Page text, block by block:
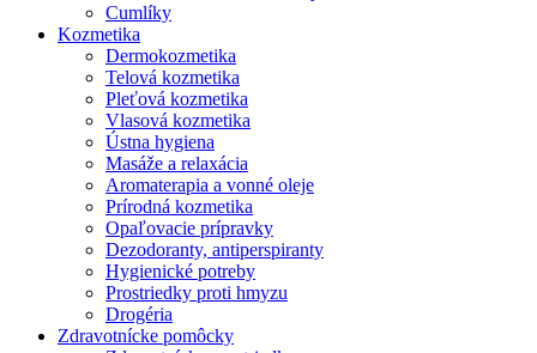
Cumlíky
Kozmetika
Dermokozmetika
Telová kozmetika
Pleťová kozmetika
Vlasová kozmetika
Ústna hygiena
Masáže a relaxácia
Aromaterapia a vonné oleje
Prírodná kozmetika
Opaľovacie prípravky
Dezodoranty, antiperspiranty
Hygienické potreby
Prostriedky proti hmyzu
Drogéria
Zdravotnícke pomôcky